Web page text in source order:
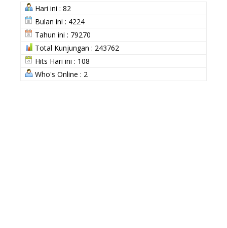
Hari ini : 82
Bulan ini : 4224
Tahun ini : 79270
Total Kunjungan : 243762
Hits Hari ini : 108
Who's Online : 2